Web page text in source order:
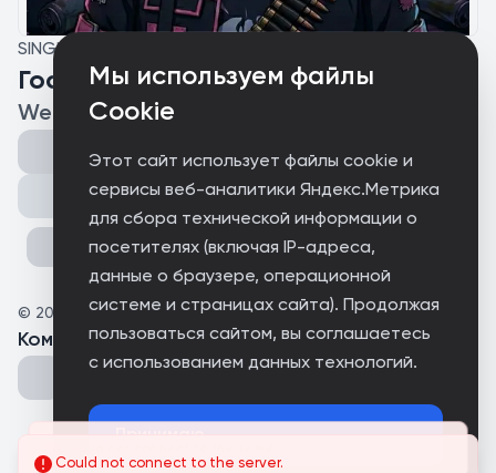
Мы используем файлы
Cookie
Этот сайт использует файлы cookie и
сервисы веб-аналитики Яндекс.Метрика
для сбора технической информации о
посетителях (включая IP-адреса,
данные о браузере, операционной
системе и страницах сайта). Продолжая
пользоваться сайтом, вы соглашаетесь
с использованием данных технологий.
SINGLE
Гостик
WeKENT
Поделиться
© 2026 WeKENT
Комментарии(0 )
Could not connect to the server.